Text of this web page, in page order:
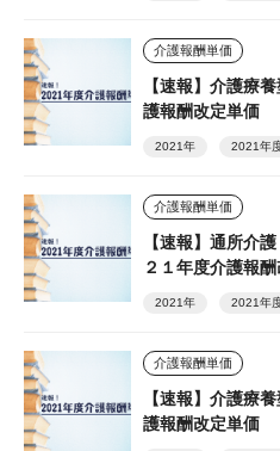
介護報酬単価
【速報】介護療
護報酬改定単価
2021年 2021年
介護報酬単価
【速報】通所介
２１年度介護報
2021年 2021年
介護報酬単価
【速報】介護療
護報酬改定単価